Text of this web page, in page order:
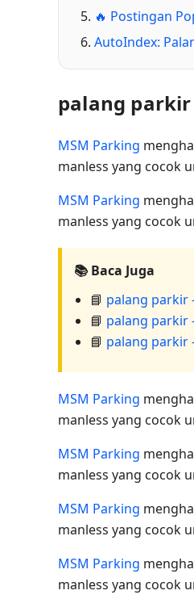
🔥 Postingan
AutoIndex:
palang parkir
MSM Parking
manless yang cocok
MSM Parking
manless yang cocok
📚 Baca Juga
📘 palang parkir
📘 palang parkir
📘 palang parkir
MSM Parking
manless yang cocok
MSM Parking
manless yang cocok
MSM Parking
manless yang cocok
MSM Parking
manless yang cocok